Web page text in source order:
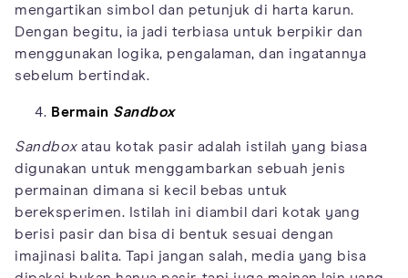
mengartikan simbol dan petunjuk di harta karun.
Dengan begitu, ia jadi terbiasa untuk berpikir dan
menggunakan logika, pengalaman, dan ingatannya
sebelum bertindak.
Bermain Sandbox
Sandbox atau kotak pasir adalah istilah yang biasa
digunakan untuk menggambarkan sebuah jenis
permainan dimana si kecil bebas untuk
bereksperimen. Istilah ini diambil dari kotak yang
berisi pasir dan bisa di bentuk sesuai dengan
imajinasi balita. Tapi jangan salah, media yang bisa